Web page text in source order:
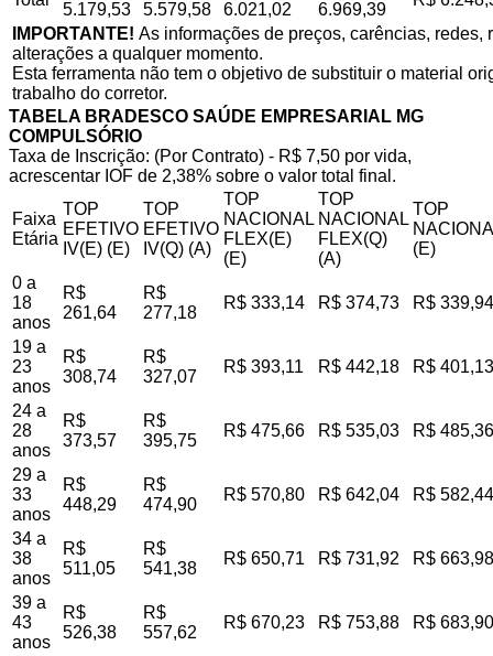
5.179,53
5.579,58
6.021,02
6.969,39
IMPORTANTE! As informações de preços, carências,
alterações a qualquer momento.
Esta ferramenta não tem o objetivo de substituir o material
trabalho do corretor.
TABELA BRADESCO SAÚDE EMPRESARIAL MG
COMPULSÓRIO
Taxa de Inscrição: (Por Contrato) - R$ 7,50 por vida,
acrescentar IOF de 2,38% sobre o valor total final.
Faixa
Etária
TOP
EFETIVO
IV(E) (E)
TOP
EFETIVO
IV(Q) (A)
TOP
NACIONAL
FLEX(E)
(E)
TOP
NACIONAL
FLEX(Q)
(A)
TOP
(E)
0 a
18
anos
R$
261,64
R$
277,18
R$ 333,14 R$ 374,73 R$ 339,94
19 a
23
anos
R$
308,74
R$
327,07
R$ 393,11 R$ 442,18 R$ 401,13
24 a
28
anos
R$
373,57
R$
395,75
R$ 475,66 R$ 535,03 R$ 485,36
29 a
33
anos
R$
448,29
R$
474,90
R$ 570,80 R$ 642,04 R$ 582,44
34 a
38
anos
R$
511,05
R$
541,38
R$ 650,71 R$ 731,92 R$ 663,98
39 a
43
anos
R$
526,38
R$
557,62
R$ 670,23 R$ 753,88 R$ 683,90